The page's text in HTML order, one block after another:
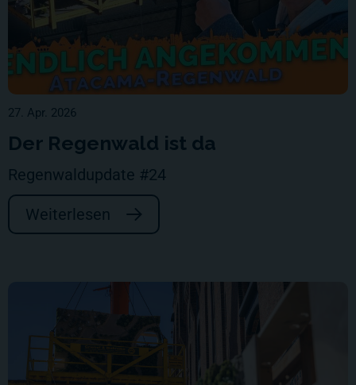
27. Apr. 2026
Der Regenwald ist da
Regenwaldupdate #24
Weiterlesen